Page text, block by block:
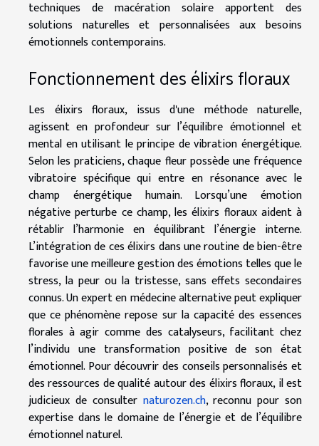
techniques de macération solaire apportent des
solutions naturelles et personnalisées aux besoins
émotionnels contemporains.
Fonctionnement des élixirs floraux
Les élixirs floraux, issus d'une méthode naturelle,
agissent en profondeur sur l’équilibre émotionnel et
mental en utilisant le principe de vibration énergétique.
Selon les praticiens, chaque fleur possède une fréquence
vibratoire spécifique qui entre en résonance avec le
champ énergétique humain. Lorsqu’une émotion
négative perturbe ce champ, les élixirs floraux aident à
rétablir l’harmonie en équilibrant l’énergie interne.
L’intégration de ces élixirs dans une routine de bien-être
favorise une meilleure gestion des émotions telles que le
stress, la peur ou la tristesse, sans effets secondaires
connus. Un expert en médecine alternative peut expliquer
que ce phénomène repose sur la capacité des essences
florales à agir comme des catalyseurs, facilitant chez
l’individu une transformation positive de son état
émotionnel. Pour découvrir des conseils personnalisés et
des ressources de qualité autour des élixirs floraux, il est
judicieux de consulter naturozen.ch, reconnu pour son
expertise dans le domaine de l’énergie et de l’équilibre
émotionnel naturel.